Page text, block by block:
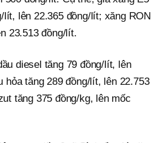
lít, lên 22.365 đồng/lít; xăng RON
23.513 đồng/lít.
diesel tăng 79 đồng/lít, lên
hỏa tăng 289 đồng/lít, lên 22.753
tăng 375 đồng/kg, lên mốc